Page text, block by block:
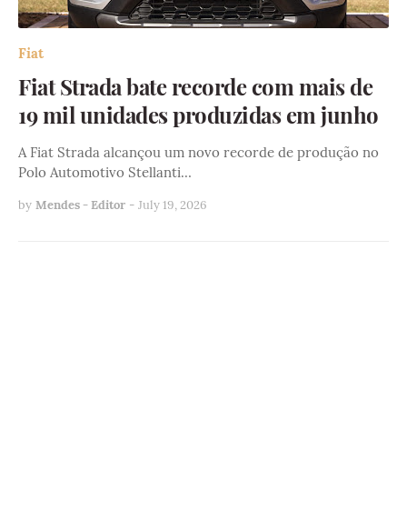
Fiat
Fiat Strada bate recorde com mais de
19 mil unidades produzidas em junho
A Fiat Strada alcançou um novo recorde de produção no
Polo Automotivo Stellanti…
by Mendes - Editor - July 19, 2026